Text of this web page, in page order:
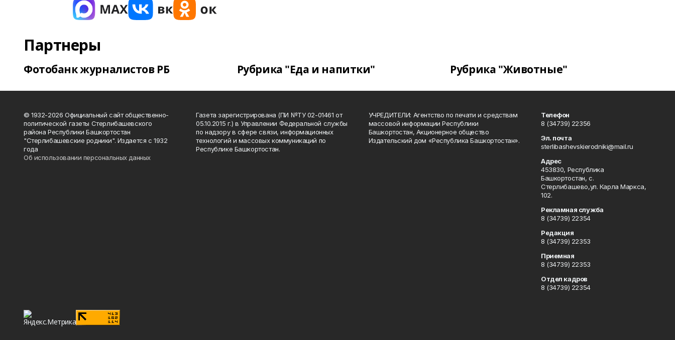
Партнеры
Фотобанк журналистов РБ Рубрика "Еда и напитки" Рубрика "Животные"
© 1932-2026 Официальный сайт общественно-
политической газеты Стерлибашевского
района Республики Башкортостан
"Стерлибашевские родники". Издается с 1932
года
Об использовании персональных данных
Газета зарегистрирована (ПИ №ТУ 02-01461 от
05.10.2015 г.) в Управлении Федеральной службы
по надзору в сфере связи, информационных
технологий и массовых коммуникаций по
Республике Башкортостан.
УЧРЕДИТЕЛИ: Агентство по печати и средствам
массовой информации Республики
Башкортостан, Акционерное общество
Издательский дом «Республика Башкортостан».
Телефон
8 (34739) 22356
Эл. почта
sterlibashevskierodniki@mail.ru
Адрес
453830, Республика
Башкортостан, c.
Стерлибашево,ул. Карла Маркса,
102.
Рекламная служба
8 (34739) 22354
Редакция
8 (34739) 22353
Приемная
8 (34739) 22353
Отдел кадров
8 (34739) 22354